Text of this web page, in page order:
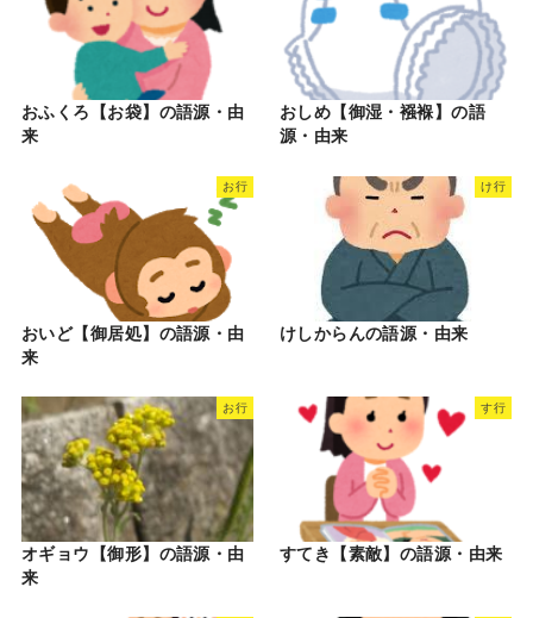
おふくろ【お袋】の語源・由
来
おしめ【御湿・襁褓】の語
源・由来
お行
おいど【御居処】の語源・由
来
け行
けしからんの語源・由来
お行
オギョウ【御形】の語源・由
来
す行
すてき【素敵】の語源・由来